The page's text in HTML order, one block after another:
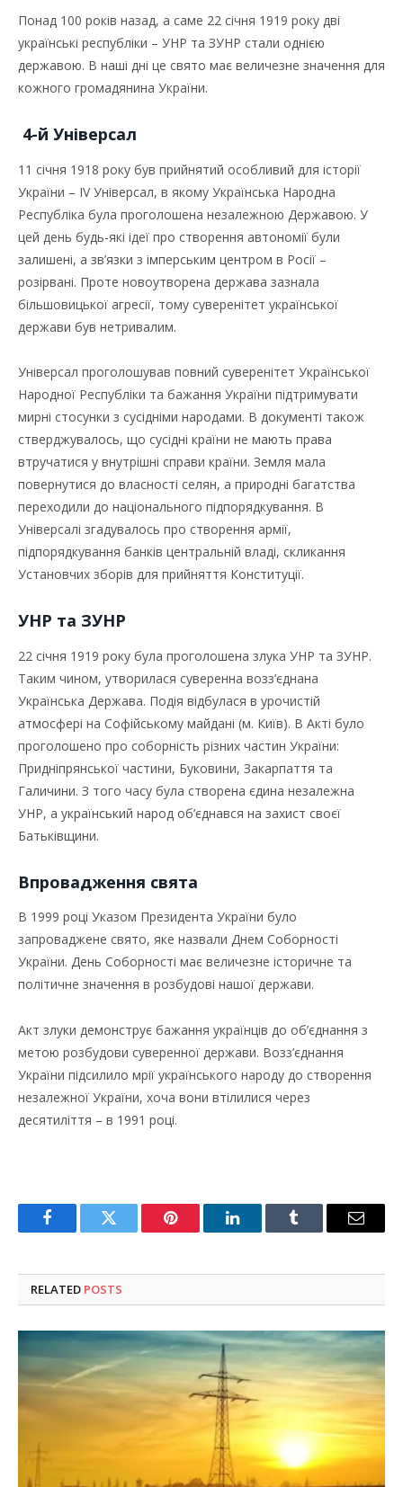
Понад 100 років назад, а саме 22 січня 1919 року дві
українські республіки – УНР та ЗУНР стали однією
державою. В наші дні це свято має величезне значення для
кожного громадянина України.
4-й Універсал
11 січня 1918 року був прийнятий особливий для історії
України – IV Універсал, в якому Українська Народна
Республіка була проголошена незалежною Державою. У
цей день будь-які ідеї про створення автономії були
залишені, а зв’язки з імперським центром в Росії –
розірвані. Проте новоутворена держава зазнала
більшовицької агресії, тому суверенітет української
держави був нетривалим.
Універсал проголошував повний суверенітет Української
Народної Республіки та бажання України підтримувати
мирні стосунки з сусідніми народами. В документі також
стверджувалось, що сусідні країни не мають права
втручатися у внутрішні справи країни. Земля мала
повернутися до власності селян, а природні багатства
переходили до національного підпорядкування. В
Універсалі згадувалось про створення армії,
підпорядкування банків центральній владі, скликання
Установчих зборів для прийняття Конституції.
УНР та ЗУНР
22 січня 1919 року була проголошена злука УНР та ЗУНР.
Таким чином, утворилася суверенна возз’єднана
Українська Держава. Подія відбулася в урочистій
атмосфері на Софійському майдані (м. Київ). В Акті було
проголошено про соборність різних частин України:
Придніпрянської частини, Буковини, Закарпаття та
Галичини. З того часу була створена єдина незалежна
УНР, а український народ об’єднався на захист своєї
Батьківщини.
Впровадження свята
В 1999 році Указом Президента України було
запроваджене свято, яке назвали Днем Соборності
України. День Соборності має величезне історичне та
політичне значення в розбудові нашої держави.
Акт злуки демонструє бажання українців до об’єднання з
метою розбудови суверенної держави. Возз’єднання
України підсилило мрії українського народу до створення
незалежної України, хоча вони втілилися через
десятиліття – в 1991 році.
FacebookTwitter Pinterest LinkedInTumblr Email
RELATED POSTS